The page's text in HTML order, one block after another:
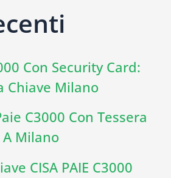
Con Security Card:
Chiave Milano
C3000 Con Tessera
Milano
CISA PAIE C3000